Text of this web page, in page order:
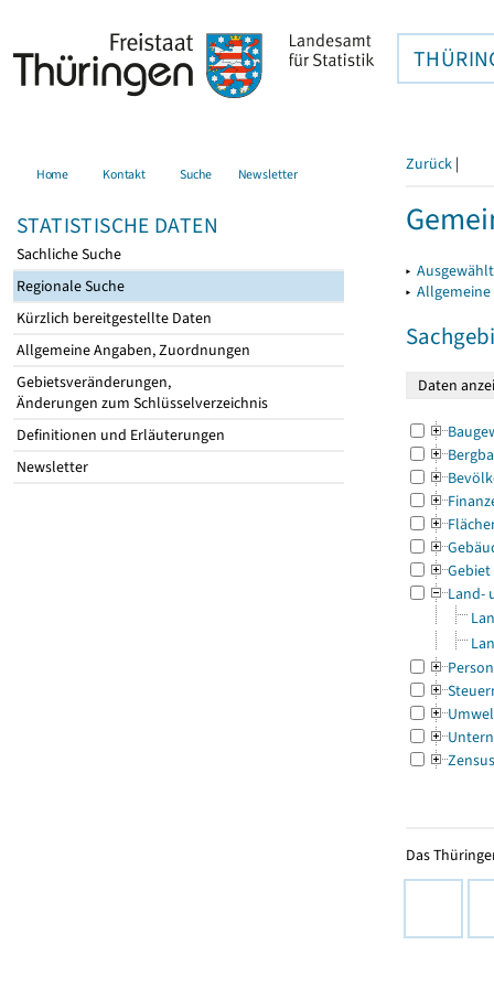
Home Kontakt Suche Newsletter
STATISTISCHE DATEN
Sachliche Suche
Regionale Suche
Kürzlich bereitgestellte Daten
Allgemeine Angaben, Zuordnungen
Gebietsveränderungen,
Änderungen zum Schlüsselverzeichnis
Definitionen und Erläuterungen
Newsletter
Zurück |
▸
▸
Gebiet
Land-
Zensus
Das